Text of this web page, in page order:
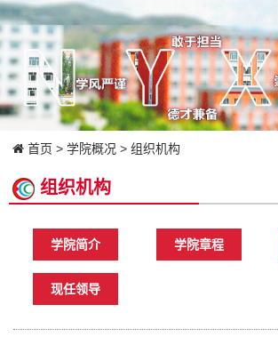
首页 > 学院概况 > 组织机构
组织机构
学院简介 学院章程
现任领导